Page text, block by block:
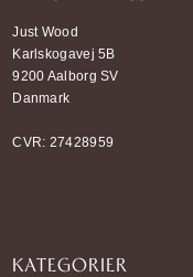
Just Wood
Karlskogavej 5B
9200 Aalborg SV
Danmark
CVR: 27428959
KATEGORIER